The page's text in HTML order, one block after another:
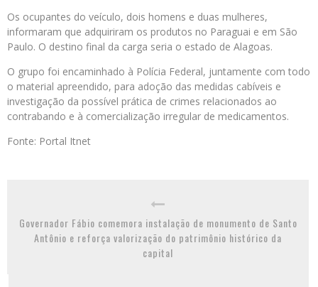
Os ocupantes do veículo, dois homens e duas mulheres,
informaram que adquiriram os produtos no Paraguai e em São
Paulo. O destino final da carga seria o estado de Alagoas.
O grupo foi encaminhado à Polícia Federal, juntamente com todo
o material apreendido, para adoção das medidas cabíveis e
investigação da possível prática de crimes relacionados ao
contrabando e à comercialização irregular de medicamentos.
Fonte: Portal Itnet
Governador Fábio comemora instalação de monumento de Santo
Antônio e reforça valorização do patrimônio histórico da
capital